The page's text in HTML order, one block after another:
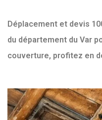
Déplacement et devis
du département du Var
couverture, profitez en